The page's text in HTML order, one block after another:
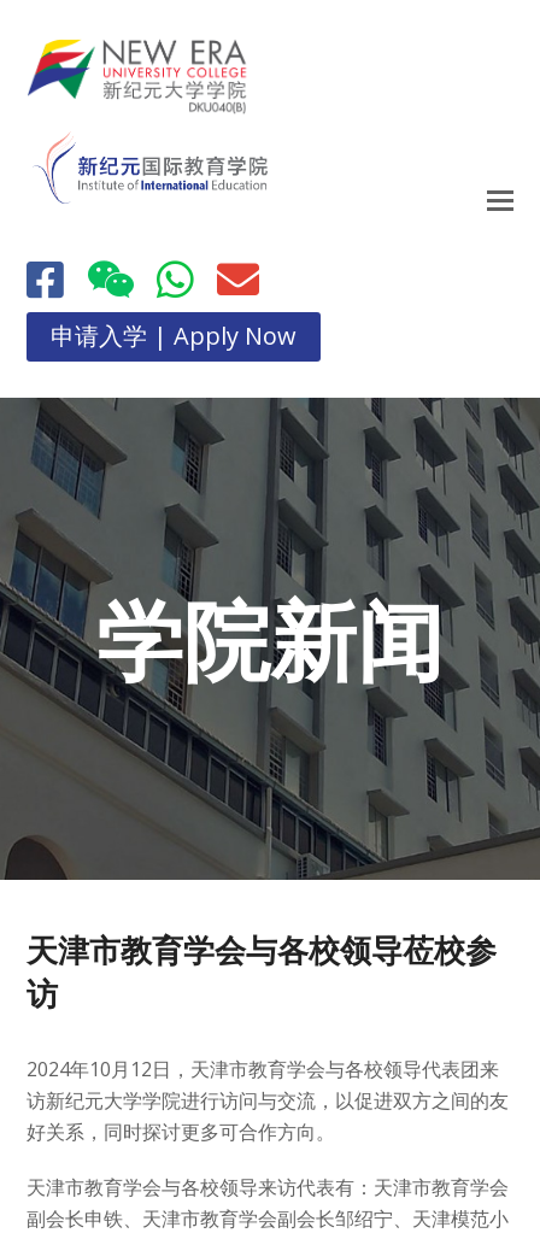
申请入学 | Apply Now
学院新闻
天津市教育学会与各校领导莅校参
访
2024年10月12日，天津市教育学会与各校领导代表团来
访新纪元大学学院进行访问与交流，以促进双方之间的友
好关系，同时探讨更多可合作方向。
天津市教育学会与各校领导来访代表有：天津市教育学会
副会长申铁、天津市教育学会副会长邹绍宁、天津模范小